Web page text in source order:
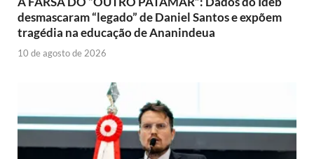
desmascaram “legado” de Daniel Santos e expõem
tragédia na educação de Ananindeua
10 de agosto de 2026